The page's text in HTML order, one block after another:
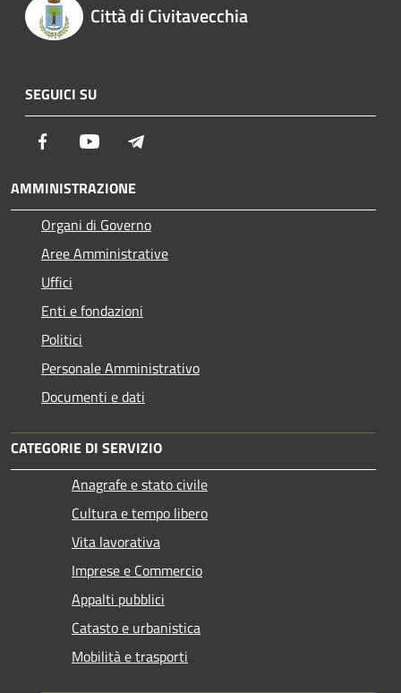
Città di Civitavecchia
SEGUICI SU
Facebook Youtube
AMMINISTRAZIONE
Organi di Governo
Aree Amministrative
Uffici
Enti e fondazioni
Politici
Personale Amministrativo
Documenti e dati
CATEGORIE DI SERVIZIO
Anagrafe e stato civile
Cultura e tempo libero
Vita lavorativa
Imprese e Commercio
Appalti pubblici
Catasto e urbanistica
Mobilità e trasporti